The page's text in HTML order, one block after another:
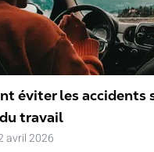
éviter les accidents
travail
avril 2026